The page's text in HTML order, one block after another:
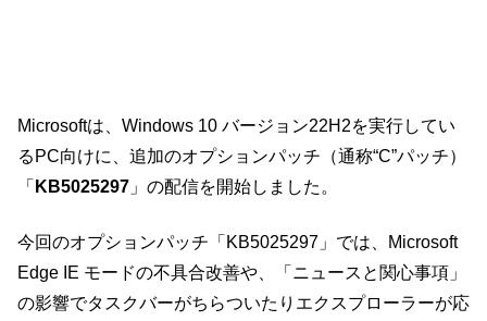
Microsoftは、Windows 10 バージョン22H2を実行してい
るPC向けに、追加のオプションパッチ（通称“C”パッチ）
「 KB5025297 」の配信を開始しました。
今回のオプションパッチ「KB5025297」では、Microsoft
Edge IE モードの不具合改善や、「ニュースと関心事項」
の影響でタスクバーがちらついたりエクスプローラーが応